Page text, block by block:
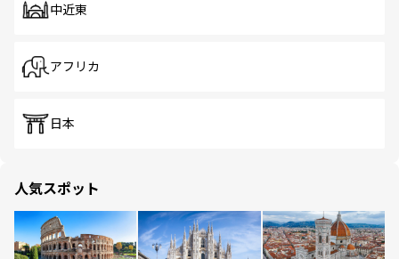
中近東
アフリカ
日本
人気スポット